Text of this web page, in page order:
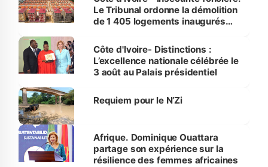
Le Tribunal ordonne la démolition
de 1 405 logements inaugurés
Bassam
Côte d'Ivoire- Distinctions :
L’excellence nationale célébrée le
3 août au Palais présidentiel
Requiem pour le N’Zi
Afrique. Dominique Ouattara
partage son expérience sur la
résilience des femmes africaines